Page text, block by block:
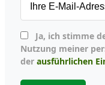
Nutzung meiner
der ausführlichen